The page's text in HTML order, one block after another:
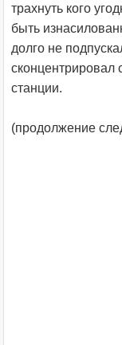
трахнуть кого
быть
долго не
сконцентрировал
станции.
(продолжение